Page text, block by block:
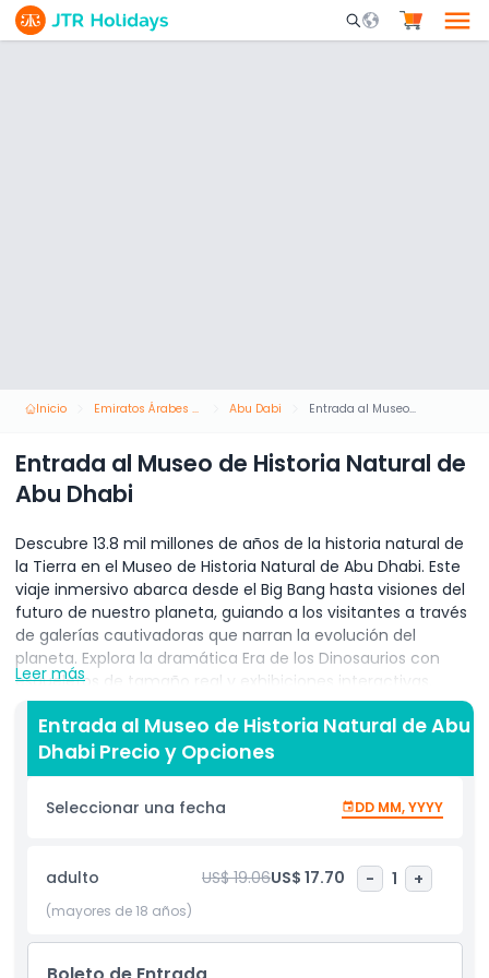
Mobile Search
Inicio Emiratos Árabes Unidos Abu Dabi Entrada al Museo de Historia Natural de Abu Dhabi
Entrada al Museo de Historia Natural de
Abu Dhabi
Descubre 13.8 mil millones de años de la historia natural de
la Tierra en el Museo de Historia Natural de Abu Dhabi. Este
viaje inmersivo abarca desde el Big Bang hasta visiones del
futuro de nuestro planeta, guiando a los visitantes a través
de galerías cautivadoras que narran la evolución del
planeta. Explora la dramática Era de los Dinosaurios con
esqueletos de tamaño real y exhibiciones interactivas,
luego adéntrate en la asombrosa diversidad de los
ecosistemas modernos, desde océanos antiguos hasta
selvas tropicales prósperas. Maravíllate con los
especímenes estrella que dan vida a la historia, incluyendo
a Stan el Tyrannosaurus rex, un depredador notablemente
preservado, el meteorito Murchison, que contiene pistas
de ballena azul suspendido arriba, evocando la majestuosa
escala del océano. Cada exhibición combina ciencia de
vanguardia con narrativa atractiva, haciendo que
Leer más
Entrada al Museo de Historia Natural de Abu
Dhabi Precio y Opciones
Seleccionar una fecha DD MM, YYYY
adulto US$ 19.06US$ 17.70 - 1 +
(mayores de 18 años)